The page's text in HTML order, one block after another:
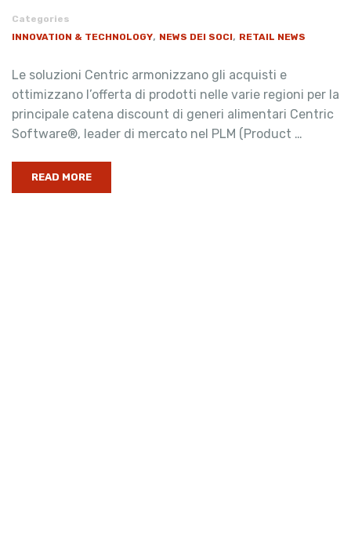
Categories
INNOVATION & TECHNOLOGY, NEWS DEI SOCI, RETAIL NEWS
Le soluzioni Centric armonizzano gli acquisti e
ottimizzano l’offerta di prodotti nelle varie regioni per la
principale catena discount di generi alimentari Centric
Software®, leader di mercato nel PLM (Product …
READ MORE